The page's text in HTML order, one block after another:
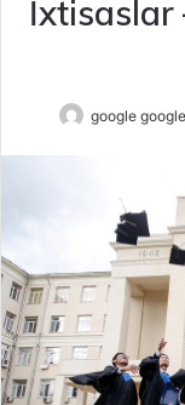
İxtisaslar
google google